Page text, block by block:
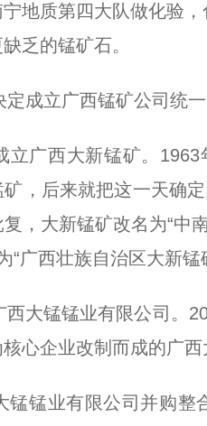
地质第四大队做化验
乏的锰矿石。
成立广西锰矿公司统
立广西大新锰矿。1963
，后来就把这一天确
，大新锰矿改名为“中
广西壮族自治区大新锰
西大锰锰业有限公司。
心企业改制而成的广西
锰锰业有限公司并购整